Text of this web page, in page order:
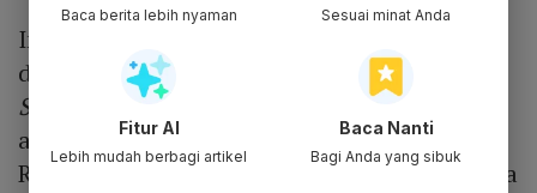
Informasi paling baru, Jisoo Blackpink
diminta untuk menyanyikan
soundtrack
Snowdrop
. Namun ia menolaknya dengan
alasan ingin fokus pada karakter Eun Young
Ro. Lawan main Jung Hae In mengatakan para
Baca berita lebih nyaman Sesuai minat Anda
Fitur AI
Lebih mudah berbagi artikel
Baca Nanti
Bagi Anda yang sibuk